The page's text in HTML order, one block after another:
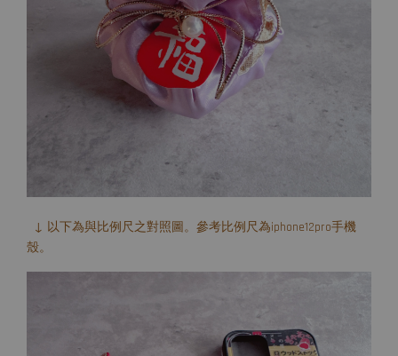
↓ 以下為與比例尺之對照圖。參考比例尺為iphone12pro手機
殼。